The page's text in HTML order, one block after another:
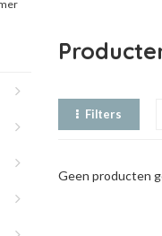
Filters
Geen producten